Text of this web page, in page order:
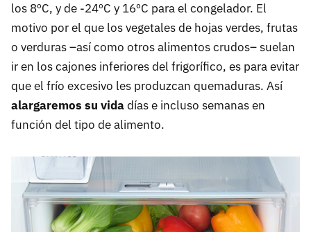
los 8ºC, y de -24ºC y 16ºC para el congelador. El
motivo por el que los vegetales de hojas verdes, frutas
o verduras –así como otros alimentos crudos– suelan
ir en los cajones inferiores del frigorífico, es para evitar
que el frío excesivo les produzcan quemaduras. Así
alargaremos su vidadías e incluso semanas en
función del tipo de alimento.